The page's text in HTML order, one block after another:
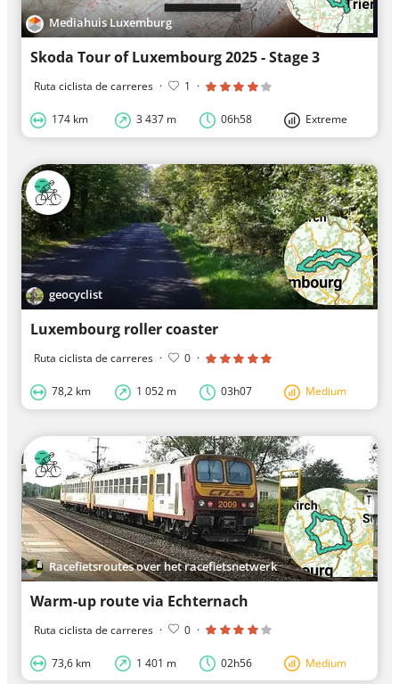
Mediahuis Luxemburg
Skoda Tour of Luxembourg 2025 - Stage 3
Ruta ciclista de carreres · 1 ·
174 km 3 437 m 06h58 Extreme
geocyclist
Luxembourg roller coaster
Ruta ciclista de carreres · 0 ·
78,2 km 1 052 m 03h07 Medium
Racefietsroutes over het racefietsnetwerk
Warm-up route via Echternach
Ruta ciclista de carreres · 0 ·
73,6 km 1 401 m 02h56 Medium